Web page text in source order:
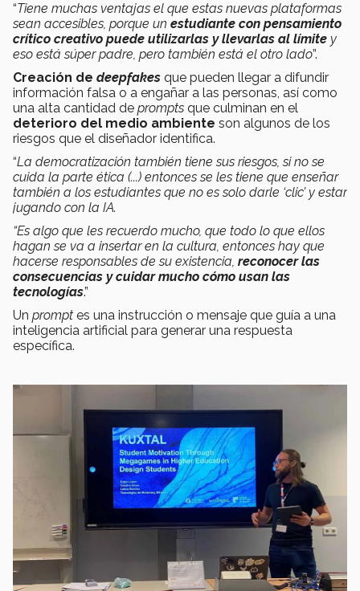
“Tiene muchas ventajas el que estas nuevas plataformas
sean accesibles, porque un estudiante con pensamiento
crítico creativo puede utilizarlas y llevarlas al límite y
eso está súper padre, pero también está el otro lado”.
Creación de deepfakes que pueden llegar a difundir
información falsa o a engañar a las personas, así como
una alta cantidad de prompts que culminan en el
deterioro del medio ambiente son algunos de los
riesgos que el diseñador identifica.
“​​La democratización también tiene sus riesgos, si no se
cuida la parte ética (...) entonces se les tiene que enseñar
también a los estudiantes que no es solo darle ‘clic’ y estar
jugando con la IA.
“Es algo que les recuerdo mucho, que todo lo que ellos
hagan se va a insertar en la cultura, entonces hay que
hacerse responsables de su existencia, reconocer las
consecuencias y cuidar mucho cómo usan las
tecnologías.”
Un prompt es una instrucción o mensaje que guía a una
inteligencia artificial para generar una respuesta
específica.